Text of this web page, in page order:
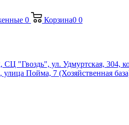
0 Корзина0 0
СЦ "Гвоздь", ул. Удмуртская, 304,
улица Пойма, 7 (Хозяйственная